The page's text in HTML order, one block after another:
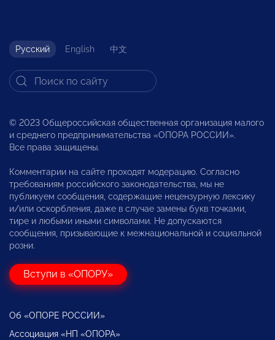
Русский English 中文
© 2023 Общероссийская общественная организация малого
и среднего предпринимательства «ОПОРА РОССИИ».
Все права защищены.
Комментарии на сайте проходят модерацию. Согласно
требованиям российского законодательства, мы не
публикуем сообщения, содержащие нецензурную лексику
и/или оскорбления, даже в случае замены букв точками,
тире и любыми иными символами. Не допускаются
сообщения, призывающие к межнациональной и социальной
розни.
Вступи в «ОПОРУ»
Об «ОПОРЕ РОССИИ»
Ассоциация «НП «ОПОРА»